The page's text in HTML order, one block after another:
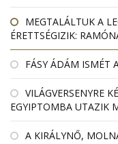
MEGTALÁLTUK A
ÉRETTSÉGIZIK:
FÁSY ÁDÁM ISMÉT
VILÁGVERSENYRE
EGYIPTOMBA UTAZIK
A KIRÁLYNŐ,